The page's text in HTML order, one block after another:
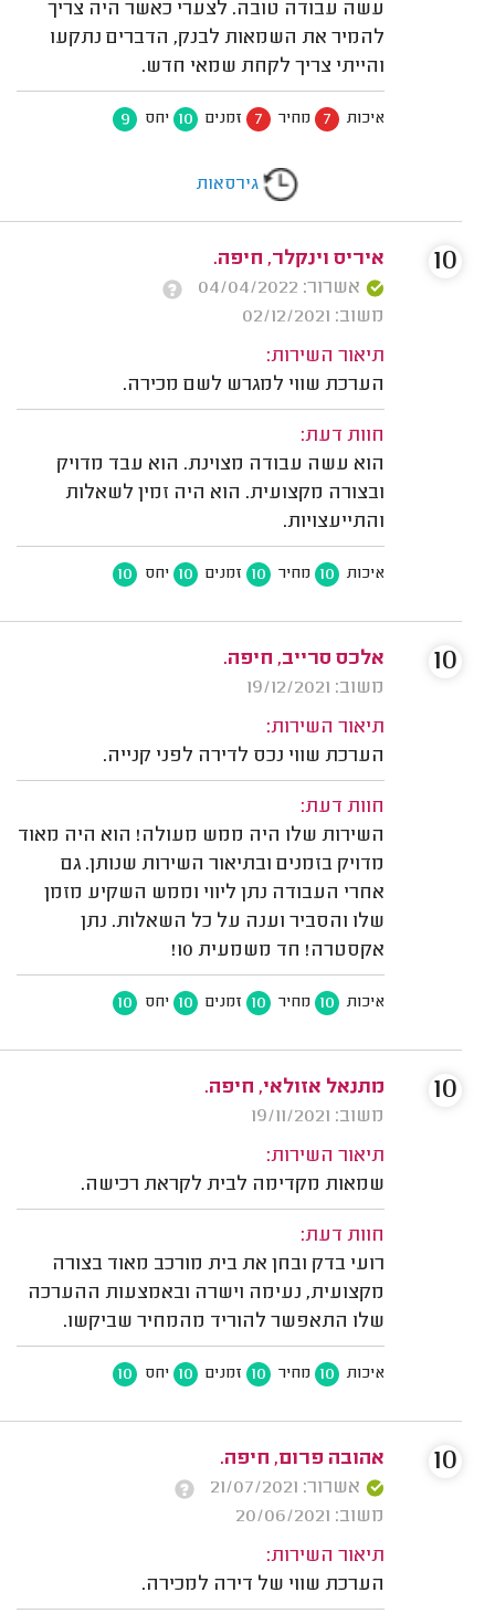
עשה עבודה טובה. לצערי כאשר היה צריך
להמיר את השמאות לבנק, הדברים נתקעו
והייתי צריך לקחת שמאי חדש.
איכות 7 מחיר 7 זמנים 10 יחס 9
גירסאות
איריס וינקלר, חיפה.
אשרור: 04/04/2022
משוב: 02/12/2021
תיאור השירות:
הערכת שווי למגרש לשם מכירה.
חוות דעת:
הוא עשה עבודה מצוינת. הוא עבד מדויק
ובצורה מקצועית. הוא היה זמין לשאלות
והתייעצויות.
איכות 10 מחיר 10 זמנים 10 יחס 10
10
אלכס סרייב, חיפה.
משוב: 19/12/2021
תיאור השירות:
הערכת שווי נכס לדירה לפני קנייה.
חוות דעת:
השירות שלו היה ממש מעולה! הוא היה מאוד
מדויק בזמנים ובתיאור השירות שנותן. גם
אחרי העבודה נתן ליווי וממש השקיע מזמן
שלו והסביר וענה על כל השאלות. נתן
אקסטרה! חד משמעית 10!
איכות 10 מחיר 10 זמנים 10 יחס 10
10
מתנאל אזולאי, חיפה.
משוב: 19/11/2021
תיאור השירות:
שמאות מקדימה לבית לקראת רכישה.
חוות דעת:
רועי בדק ובחן את בית מורכב מאוד בצורה
מקצועית, נעימה וישרה ובאמצעות ההערכה
שלו התאפשר להוריד מהמחיר שביקשו.
איכות 10 מחיר 10 זמנים 10 יחס 10
10
אהובה פרום, חיפה.
אשרור: 21/07/2021
משוב: 20/06/2021
תיאור השירות:
הערכת שווי של דירה למכירה.
10